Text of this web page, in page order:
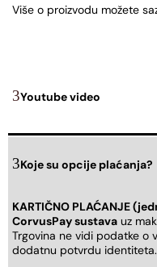
Više o proizvodu možete
Youtube video
Koje su opcije plaćanja?
KARTIČNO PLAĆANJE
CorvusPay sustava uz
Trgovina ne vidi podatke o
dodatnu potvrdu identiteta.